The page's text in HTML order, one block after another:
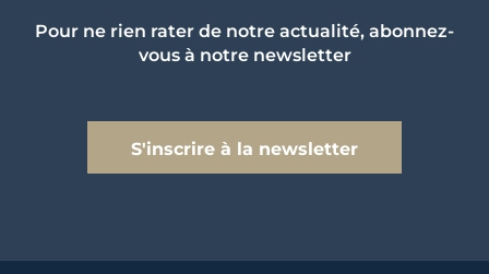
Pour ne rien rater de notre actualité, abonnez-
vous à notre newsletter
S'inscrire à la newsletter